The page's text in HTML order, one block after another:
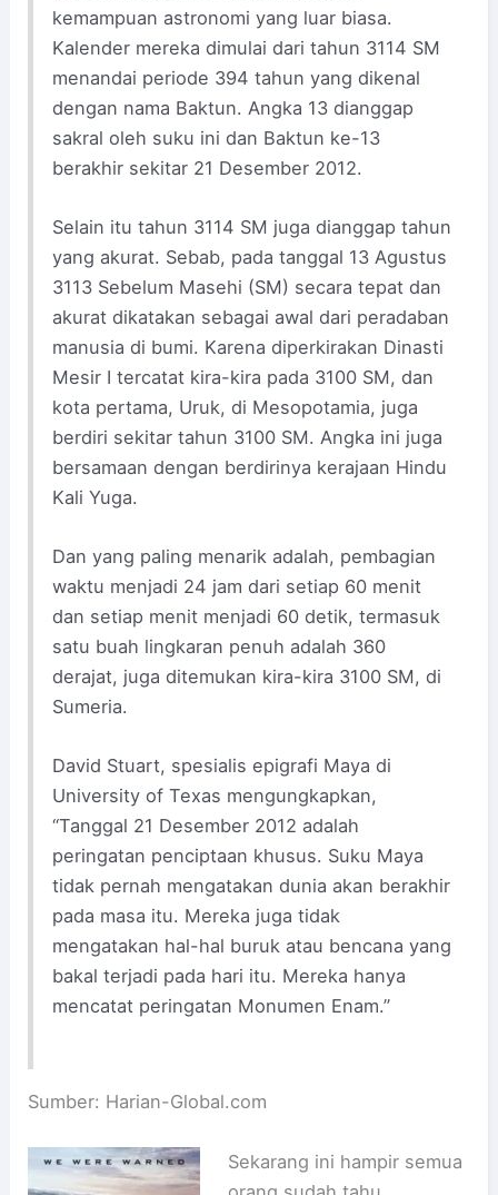
kemampuan astronomi yang luar biasa.
Kalender mereka dimulai dari tahun 3114 SM
menandai periode 394 tahun yang dikenal
dengan nama Baktun. Angka 13 dianggap
sakral oleh suku ini dan Baktun ke-13
berakhir sekitar 21 Desember 2012.
Selain itu tahun 3114 SM juga dianggap tahun
yang akurat. Sebab, pada tanggal 13 Agustus
3113 Sebelum Masehi (SM) secara tepat dan
akurat dikatakan sebagai awal dari peradaban
manusia di bumi. Karena diperkirakan Dinasti
Mesir I tercatat kira-kira pada 3100 SM, dan
kota pertama, Uruk, di Mesopotamia, juga
berdiri sekitar tahun 3100 SM. Angka ini juga
bersamaan dengan berdirinya kerajaan Hindu
Kali Yuga.
Dan yang paling menarik adalah, pembagian
waktu menjadi 24 jam dari setiap 60 menit
dan setiap menit menjadi 60 detik, termasuk
satu buah lingkaran penuh adalah 360
derajat, juga ditemukan kira-kira 3100 SM, di
Sumeria.
David Stuart, spesialis epigrafi Maya di
University of Texas mengungkapkan,
“Tanggal 21 Desember 2012 adalah
peringatan penciptaan khusus. Suku Maya
tidak pernah mengatakan dunia akan berakhir
pada masa itu. Mereka juga tidak
mengatakan hal-hal buruk atau bencana yang
bakal terjadi pada hari itu. Mereka hanya
mencatat peringatan Monumen Enam.”
Sumber: Harian-Global.com
Sekarang ini hampir semua